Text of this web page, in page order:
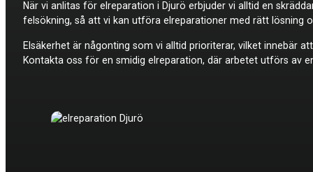
När vi anlitas för elreparation i Djurö erbjuder vi alltid en
felsökning, så att vi kan utföra elreparationer med rätt lösning
Elsäkerhet är någonting som vi alltid prioriterar, vilket innebär
Kontakta oss för en smidig elreparation, där arbetet utförs av